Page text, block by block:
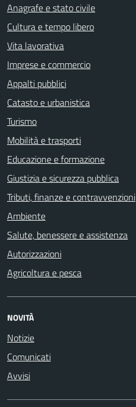
Anagrafe e stato civile
Cultura e tempo libero
Vita lavorativa
Imprese e commercio
Appalti pubblici
Catasto e urbanistica
Turismo
Mobilità e trasporti
Educazione e formazione
Giustizia e sicurezza pubblica
Tributi, finanze e contravvenzioni
Ambiente
Salute, benessere e assistenza
Autorizzazioni
Agricoltura e pesca
NOVITÀ
Notizie
Comunicati
Avvisi